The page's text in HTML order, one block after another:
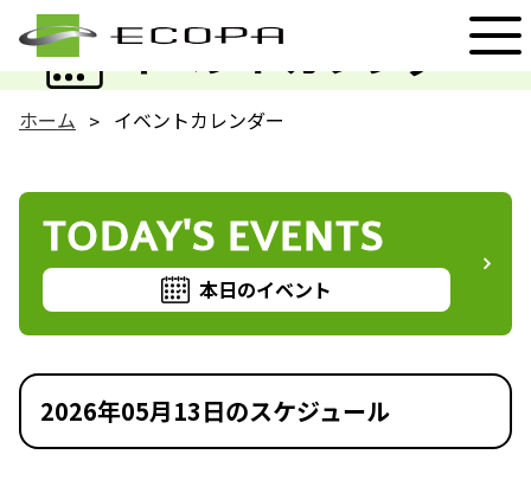
イベントカレンダー
EVENT
ホーム イベントカレンダー
TODAY'S EVENTS
本日のイベント
2026年05月13日のスケジュール